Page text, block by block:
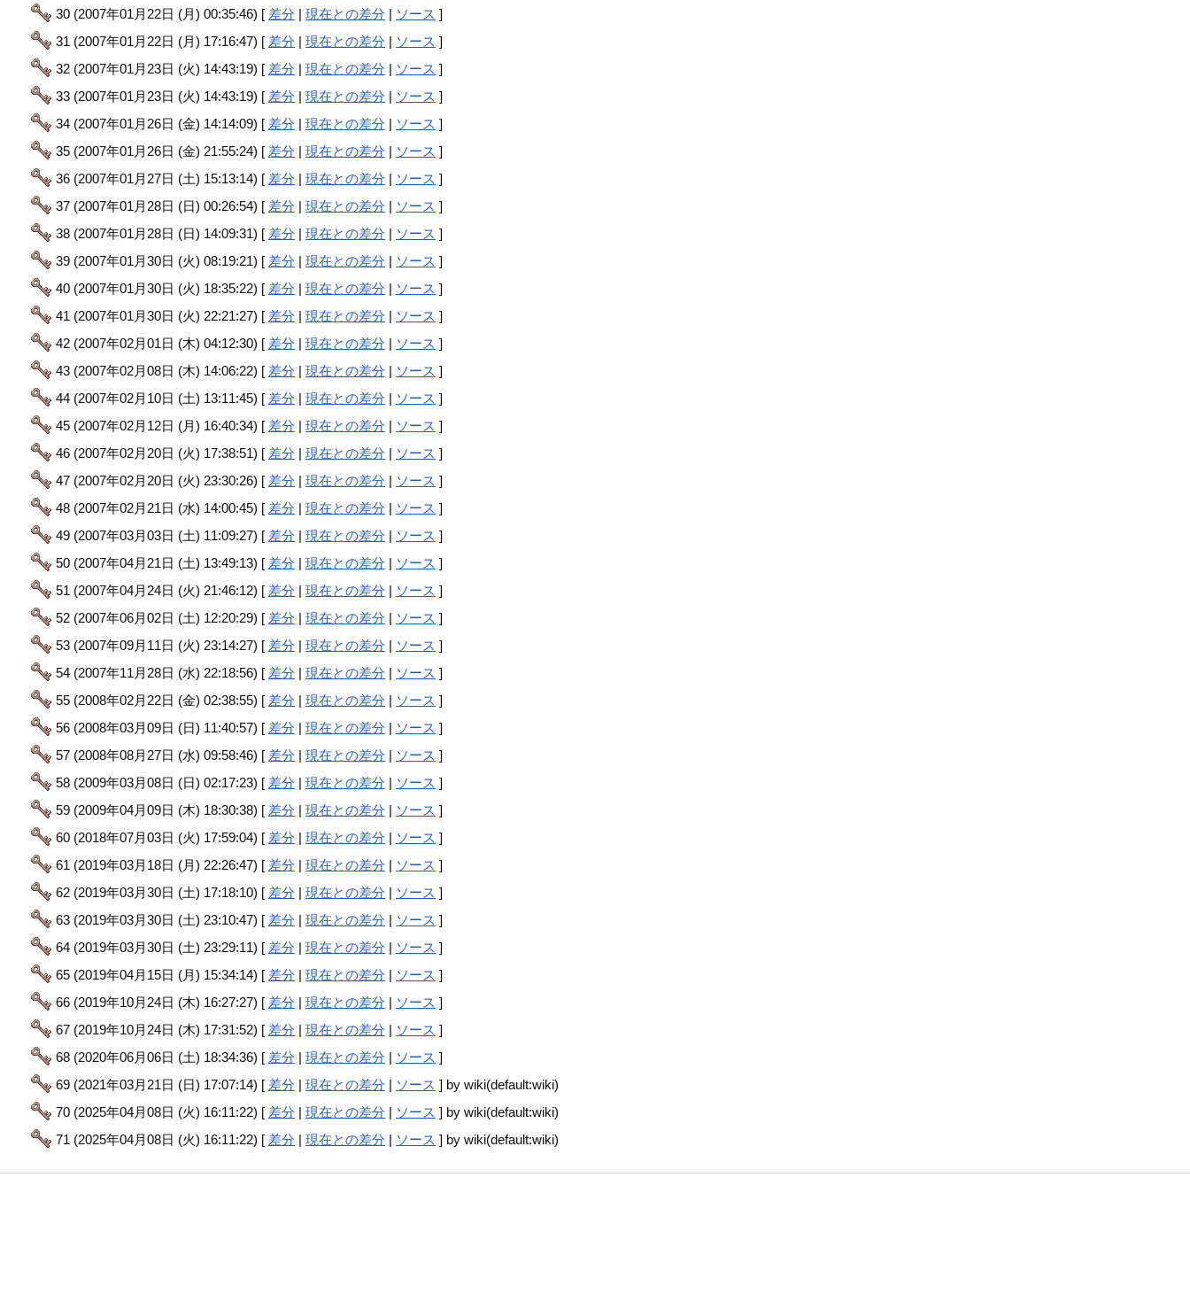
30 (2007年01月22日 (月) 00:35:46) [ 差分 |現在との差分 | ソース ]
31 (2007年01月22日 (月) 17:16:47) [ 差分 |現在との差分 | ソース ]
32 (2007年01月23日 (火) 14:43:19) [ 差分 |現在との差分 | ソース ]
33 (2007年01月23日 (火) 14:43:19) [ 差分 |現在との差分 | ソース ]
34 (2007年01月26日 (金) 14:14:09) [ 差分 |現在との差分 | ソース ]
35 (2007年01月26日 (金) 21:55:24) [ 差分 |現在との差分 | ソース ]
36 (2007年01月27日 (土) 15:13:14) [ 差分 |現在との差分 | ソース ]
37 (2007年01月28日 (日) 00:26:54) [ 差分 |現在との差分 | ソース ]
38 (2007年01月28日 (日) 14:09:31) [ 差分 |現在との差分 | ソース ]
39 (2007年01月30日 (火) 08:19:21) [ 差分 |現在との差分 | ソース ]
40 (2007年01月30日 (火) 18:35:22) [ 差分 |現在との差分 | ソース ]
41 (2007年01月30日 (火) 22:21:27) [ 差分 |現在との差分 | ソース ]
42 (2007年02月01日 (木) 04:12:30) [ 差分 |現在との差分 | ソース ]
43 (2007年02月08日 (木) 14:06:22) [ 差分 |現在との差分 | ソース ]
44 (2007年02月10日 (土) 13:11:45) [ 差分 |現在との差分 | ソース ]
45 (2007年02月12日 (月) 16:40:34) [ 差分 |現在との差分 | ソース ]
46 (2007年02月20日 (火) 17:38:51) [ 差分 |現在との差分 | ソース ]
47 (2007年02月20日 (火) 23:30:26) [ 差分 |現在との差分 | ソース ]
48 (2007年02月21日 (水) 14:00:45) [ 差分 |現在との差分 | ソース ]
49 (2007年03月03日 (土) 11:09:27) [ 差分 |現在との差分 | ソース ]
50 (2007年04月21日 (土) 13:49:13) [ 差分 |現在との差分 | ソース ]
51 (2007年04月24日 (火) 21:46:12) [ 差分 |現在との差分 | ソース ]
52 (2007年06月02日 (土) 12:20:29) [ 差分 |現在との差分 | ソース ]
53 (2007年09月11日 (火) 23:14:27) [ 差分 |現在との差分 | ソース ]
54 (2007年11月28日 (水) 22:18:56) [ 差分 |現在との差分 | ソース ]
55 (2008年02月22日 (金) 02:38:55) [ 差分 |現在との差分 | ソース ]
56 (2008年03月09日 (日) 11:40:57) [ 差分 |現在との差分 | ソース ]
57 (2008年08月27日 (水) 09:58:46) [ 差分 |現在との差分 | ソース ]
58 (2009年03月08日 (日) 02:17:23) [ 差分 |現在との差分 | ソース ]
59 (2009年04月09日 (木) 18:30:38) [ 差分 |現在との差分 | ソース ]
60 (2018年07月03日 (火) 17:59:04) [ 差分 |現在との差分 | ソース ]
61 (2019年03月18日 (月) 22:26:47) [ 差分 |現在との差分 | ソース ]
62 (2019年03月30日 (土) 17:18:10) [ 差分 |現在との差分 | ソース ]
63 (2019年03月30日 (土) 23:10:47) [ 差分 |現在との差分 | ソース ]
64 (2019年03月30日 (土) 23:29:11) [ 差分 |現在との差分 | ソース ]
65 (2019年04月15日 (月) 15:34:14) [ 差分 |現在との差分 | ソース ]
66 (2019年10月24日 (木) 16:27:27) [ 差分 |現在との差分 | ソース ]
67 (2019年10月24日 (木) 17:31:52) [ 差分 |現在との差分 | ソース ]
68 (2020年06月06日 (土) 18:34:36) [ 差分 |現在との差分 | ソース ]
69 (2021年03月21日 (日) 17:07:14) [ 差分 |現在との差分 | ソース ] by wiki(default:wiki)
70 (2025年04月08日 (火) 16:11:22) [ 差分 |現在との差分 | ソース ] by wiki(default:wiki)
71 (2025年04月08日 (火) 16:11:22) [ 差分 |現在との差分 | ソース ] by wiki(default:wiki)